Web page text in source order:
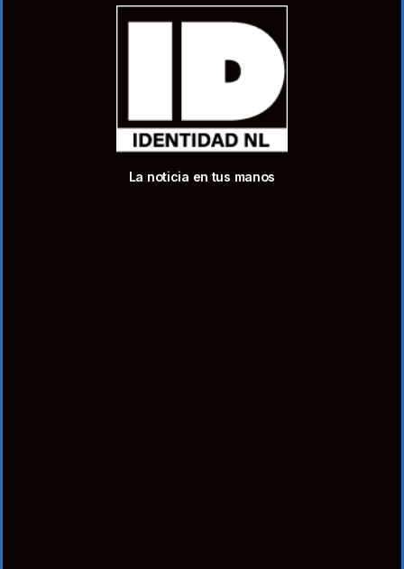
La noticia en tus manos